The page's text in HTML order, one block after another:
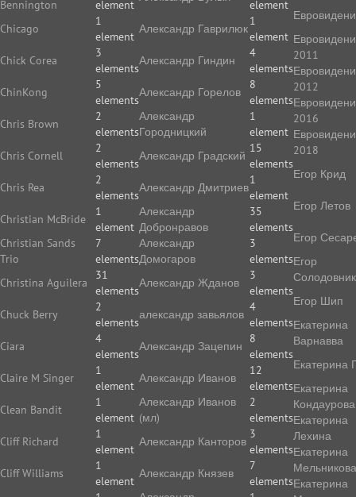
Bennington
element
Chicago
1
element
Chick Corea
3
elements
ChinKong
5
elements
Chris Brown
2
elements
Chris Cornell
2
elements
Chris Rea
2
elements
Christian McBride
1
element
Christian Sands
Trio
7
elements
Christina Aguilera
31
elements
Chuck Berry
2
elements
Ciara
4
elements
Claire M Singer
1
element
Clean Bandit
1
element
Cliff Richard
1
element
Cliff Williams
1
element
element
Александр Гаврилюк
1
element
Александр Гиндин
4
elements
Александр Горелов
8
elements
Александр
Городницкий
1
element
Александр Градский
15
elements
Александр Дмитриев
1
element
Александр
Добронравов
35
elements
Александр
Домогаров
3
elements
Александр Жданов
3
elements
александр завьялов
4
elements
Александр Зацепин
8
elements
Александр Иванов
12
elements
Александр Иванов
(мл)
2
elements
Александр Канторов
3
elements
Александр Князев
7
elements
2011
2012
2016
2018
Егор Крид
Егор Летов
Егор
Егор
Егор Шип
Екатерина
Варнавва
Екатерина
Екатерина
Кондаурова
Екатерина
Лехина
Екатерина
Мельникова
Екатерина